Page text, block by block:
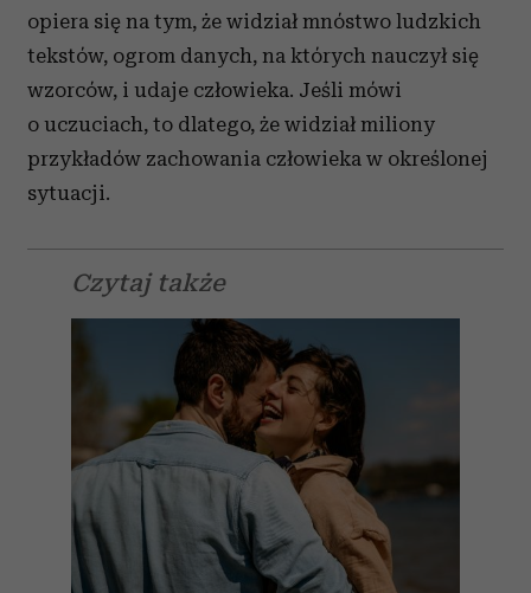
opiera się na tym, że widział mnóstwo ludzkich
tekstów, ogrom danych, na których nauczył się
wzorców, i udaje człowieka. Jeśli mówi
o uczuciach, to dlatego, że widział miliony
przykładów zachowania człowieka w określonej
sytuacji.
Czytaj także